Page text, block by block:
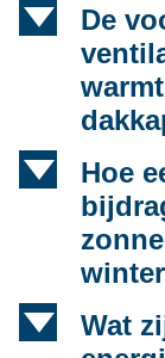
d
De
d
Hoe
winter
d
Wat